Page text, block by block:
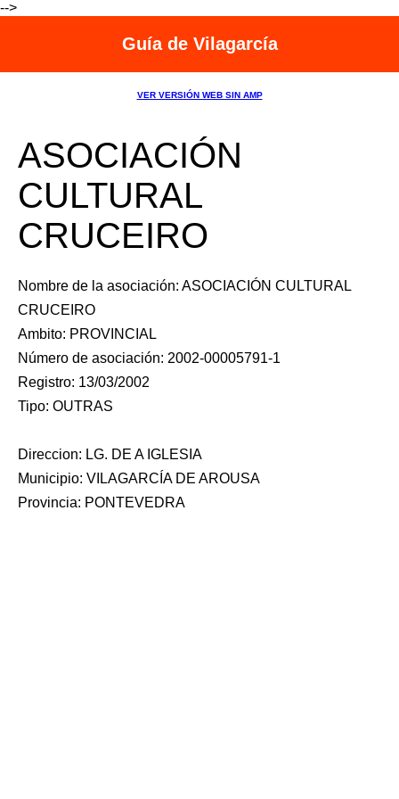
-->
Guía de Vilagarcía
VER VERSIÓN WEB SIN AMP
ASOCIACIÓN
CULTURAL
CRUCEIRO
Nombre de la asociación: ASOCIACIÓN CULTURAL
CRUCEIRO
Ambito: PROVINCIAL
Número de asociación: 2002-00005791-1
Registro: 13/03/2002
Tipo: OUTRAS
Direccion: LG. DE A IGLESIA
Municipio: VILAGARCÍA DE AROUSA
Provincia: PONTEVEDRA